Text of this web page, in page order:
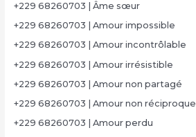
+229 68260703 | Âme sœur
+229 68260703 | Amour impossible
+229 68260703 | Amour incontrôlable
+229 68260703 | Amour irrésistible
+229 68260703 | Amour non partagé
+229 68260703 | Amour non réciproque
+229 68260703 | Amour perdu